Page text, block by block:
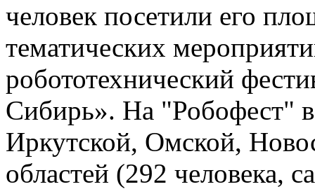
человек посетили его
тематических
робототехнический
Сибирь». На "Робофест"
Иркутской, Омской,
областей (292 человека,